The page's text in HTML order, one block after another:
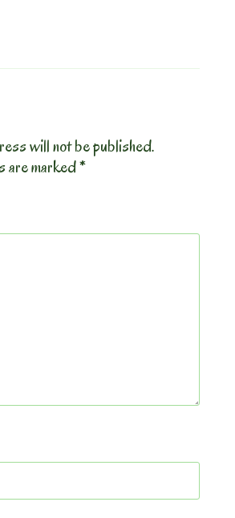
will not be published.
are marked*